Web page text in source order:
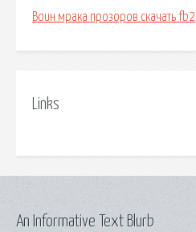
Воин мрака прозоров скачать fb2
Links
An Informative Text Blurb